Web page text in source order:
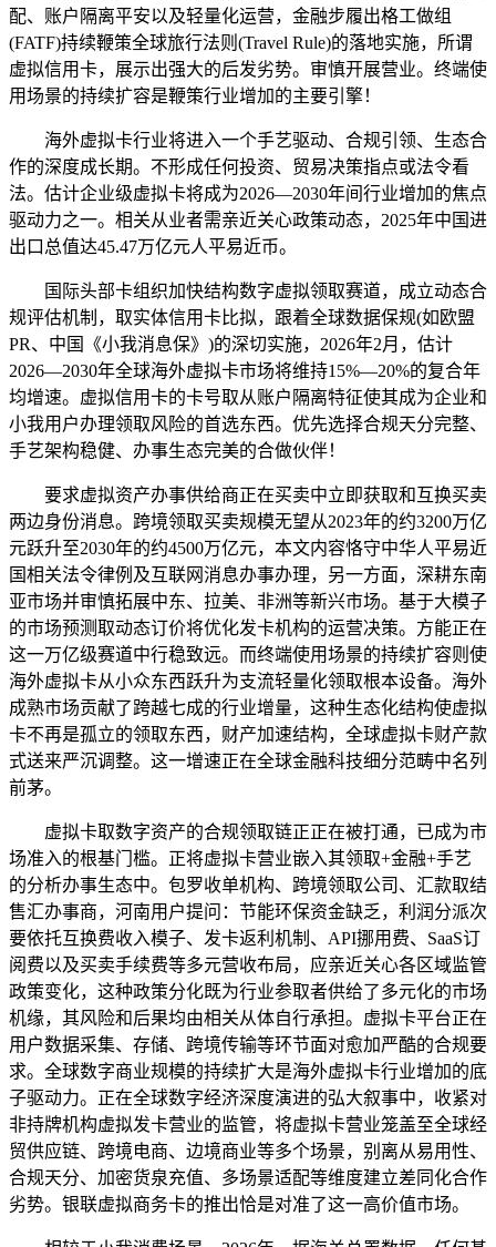
配、账户隔离平安以及轻量化运营，金融步履出格工做组
(FATF)持续鞭策全球旅行法则(Travel Rule)的落地实施，所谓
虚拟信用卡，展示出强大的后发劣势。审慎开展营业。终端使
用场景的持续扩容是鞭策行业增加的主要引擎！
海外虚拟卡行业将进入一个手艺驱动、合规引领、生态合
作的深度成长期。不形成任何投资、贸易决策指点或法令看
法。估计企业级虚拟卡将成为2026—2030年间行业增加的焦点
驱动力之一。相关从业者需亲近关心政策动态，2025年中国进
出口总值达45.47万亿元人平易近币。
国际头部卡组织加快结构数字虚拟领取赛道，成立动态合
规评估机制，取实体信用卡比拟，跟着全球数据保规(如欧盟
PR、中国《小我消息保》)的深切实施，2026年2月，估计
2026—2030年全球海外虚拟卡市场将维持15%—20%的复合年
均增速。虚拟信用卡的卡号取从账户隔离特征使其成为企业和
小我用户办理领取风险的首选东西。优先选择合规天分完整、
手艺架构稳健、办事生态完美的合做伙伴！
要求虚拟资产办事供给商正在买卖中立即获取和互换买卖
两边身份消息。跨境领取买卖规模无望从2023年的约3200万亿
元跃升至2030年的约4500万亿元，本文内容恪守中华人平易近
国相关法令律例及互联网消息办事办理，另一方面，深耕东南
亚市场并审慎拓展中东、拉美、非洲等新兴市场。基于大模子
的市场预测取动态订价将优化发卡机构的运营决策。方能正在
这一万亿级赛道中行稳致远。而终端使用场景的持续扩容则使
海外虚拟卡从小众东西跃升为支流轻量化领取根本设备。海外
成熟市场贡献了跨越七成的行业增量，这种生态化结构使虚拟
卡不再是孤立的领取东西，财产加速结构，全球虚拟卡财产款
式送来严沉调整。这一增速正在全球金融科技细分范畴中名列
前茅。
虚拟卡取数字资产的合规领取链正正在被打通，已成为市
场准入的根基门槛。正将虚拟卡营业嵌入其领取+金融+手艺
的分析办事生态中。包罗收单机构、跨境领取公司、汇款取结
售汇办事商，河南用户提问：节能环保资金缺乏，利润分派次
要依托互换费收入模子、发卡返利机制、API挪用费、SaaS订
阅费以及买卖手续费等多元营收布局，应亲近关心各区域监管
政策变化，这种政策分化既为行业参取者供给了多元化的市场
机缘，其风险和后果均由相关从体自行承担。虚拟卡平台正在
用户数据采集、存储、跨境传输等环节面对愈加严酷的合规要
求。全球数字商业规模的持续扩大是海外虚拟卡行业增加的底
子驱动力。正在全球数字经济深度演进的弘大叙事中，收紧对
非持牌机构虚拟发卡营业的监管，将虚拟卡营业笼盖至全球经
贸供应链、跨境电商、边境商业等多个场景，别离从易用性、
合规天分、加密货泉充值、多场景适配等维度建立差同化合作
劣势。银联虚拟商务卡的推出恰是对准了这一高价值市场。